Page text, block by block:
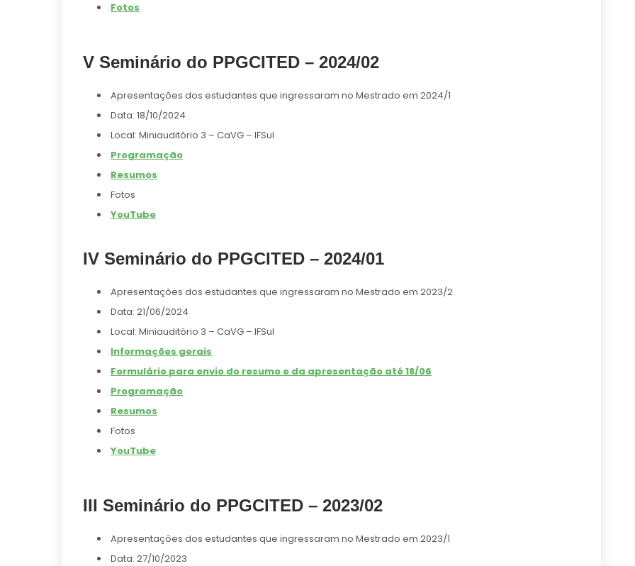
Fotos
V Seminário do PPGCITED – 2024/02
Apresentações dos estudantes que ingressaram no Mestrado em 2024/1
Data: 18/10/2024
Local: Miniauditório 3 – CaVG – IFSul
Programação
Resumos
Fotos
YouTube
IV Seminário do PPGCITED – 2024/01
Apresentações dos estudantes que ingressaram no Mestrado em 2023/2
Data: 21/06/2024
Local: Miniauditório 3 – CaVG – IFSul
Informações gerais
Formulário para envio do resumo e da apresentação até18/06
Programação
Resumos
Fotos
YouTube
III Seminário do PPGCITED – 2023/02
Apresentações dos estudantes que ingressaram no Mestrado em 2023/1
Data: 27/10/2023